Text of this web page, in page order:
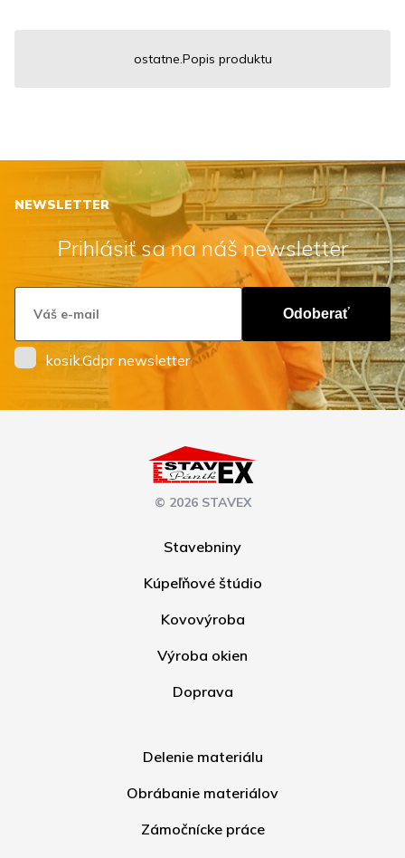
ostatne.Popis produktu
NEWSLETTER
Prihlásiť sa na náš newsletter
Odoberať
kosik.Gdpr newsletter
© 2026 STAVEX
Stavebniny
Kúpeľňové štúdio
Kovovýroba
Výroba okien
Doprava
Delenie materiálu
Obrábanie materiálov
Zámočnícke práce